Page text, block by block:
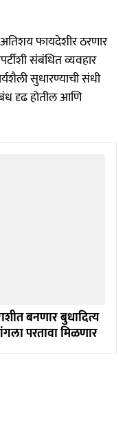
अतिशय फायदेशीर ठरणार
संबंधित व्यवहार
सुधारण्याची संधी
दृढ होतील आणि
बनणार बुधादित्य
परतावा मिळणार